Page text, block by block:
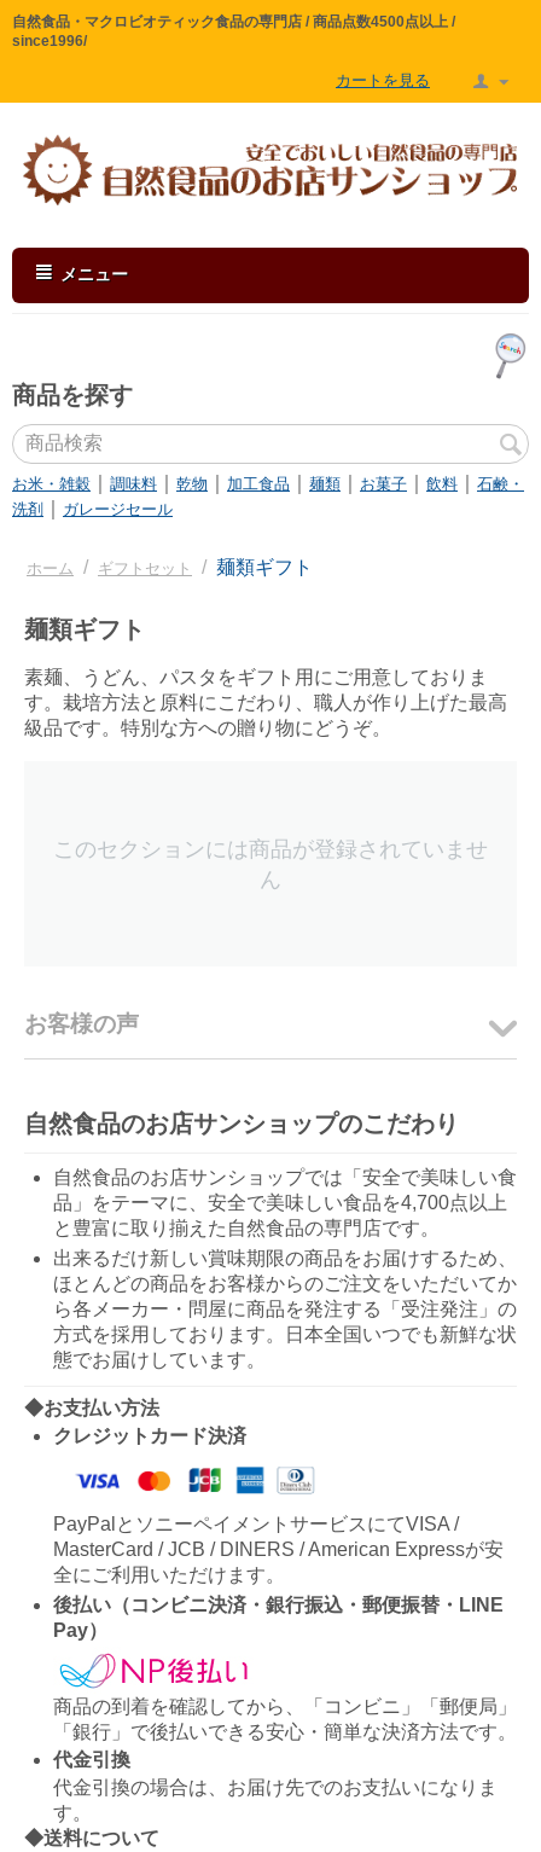
自然食品・マクロビオティック食品の専門店 / 商品点数4500点以上 /
since1996/
カートを見る
メニュー
商品を探す
お米・雑穀 調味料 乾物 加工食品 麺類 お菓子 飲料
石鹸・
洗剤
ガレージセール
ホーム / ギフトセット / 麺類ギフト
麺類ギフト
素麺、うどん、パスタをギフト用にご用意しておりま
す。栽培方法と原料にこだわり、職人が作り上げた最高
級品です。特別な方への贈り物にどうぞ。
このセクションには商品が登録されていませ
ん
お客様の声
自然食品のお店サンショップのこだわり
自然食品のお店サンショップでは「安全で美味しい食
品」をテーマに、安全で美味しい食品を4,700点以上
と豊富に取り揃えた自然食品の専門店です。
出来るだけ新しい賞味期限の商品をお届けするため、
ほとんどの商品をお客様からのご注文をいただいてか
ら各メーカー・問屋に商品を発注する「受注発注」の
方式を採用しております。日本全国いつでも新鮮な状
態でお届けしています。
◆お支払い方法
クレジットカード決済
PayPalとソニーペイメントサービスにてVISA /
MasterCard / JCB / DINERS / American Expressが安
全にご利用いただけます。
後払い（コンビニ決済・銀行振込・郵便振替・LINE
Pay）
商品の到着を確認してから、「コンビニ」「郵便局」
「銀行」で後払いできる安心・簡単な決済方法です。
代金引換
代金引換の場合は、お届け先でのお支払いになりま
す。
◆送料について